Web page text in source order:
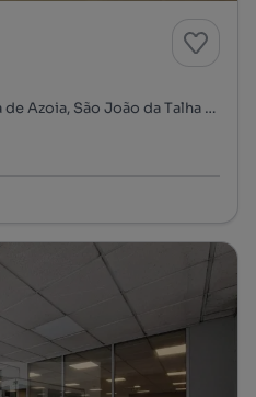
São João da Talha, Santa Iria de Azoia, São João da Talha e Bobadela, Loures, Lisboa